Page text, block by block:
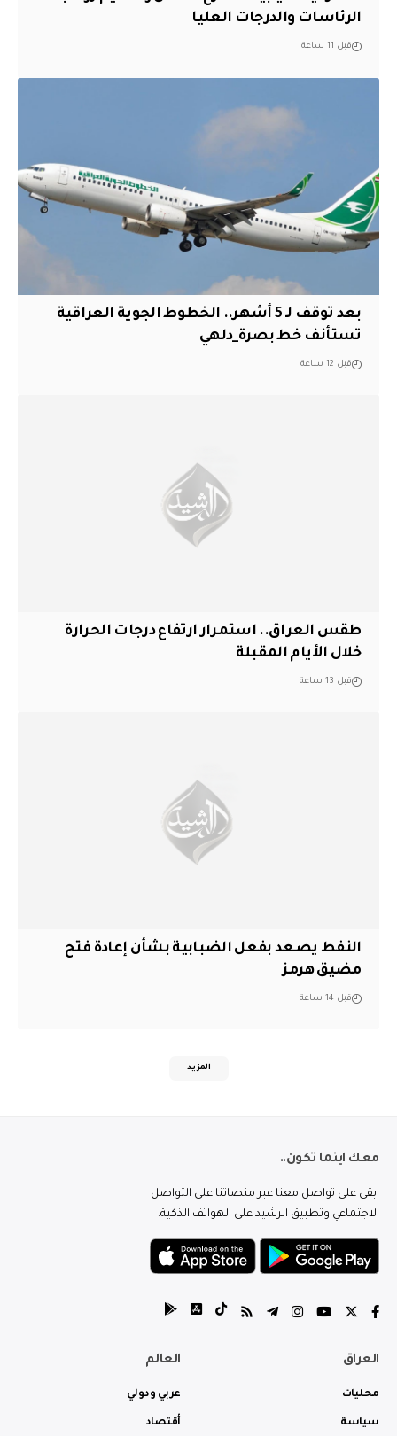
الرئاسات والدرجات العليا
قبل 11 ساعة
بعد توقف لـ 5 أشهر.. الخطوط الجوية العراقية
تستأنف خط بصرة_دلهي
قبل 12 ساعة
طقس العراق.. استمرار ارتفاع درجات الحرارة
خلال الأيام المقبلة
قبل 13 ساعة
النفط يصعد بفعل الضبابية بشأن إعادة فتح
مضيق هرمز
قبل 14 ساعة
المزيد
معك اينما تكون..
ابقى على تواصل معنا عبر منصاتنا على التواصل
الاجتماعي وتطبيق الرشيد على الهواتف الذكية.
العراق
محليات
سياسة
العالم
عربي ودولي
أقتصاد